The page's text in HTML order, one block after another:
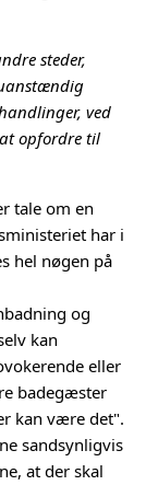
steder,
ved
opfordre til
tale om en
har i
hel nøgen på
og
kan
eller
badegæster
kan være det".
sandsynligvis
at der skal